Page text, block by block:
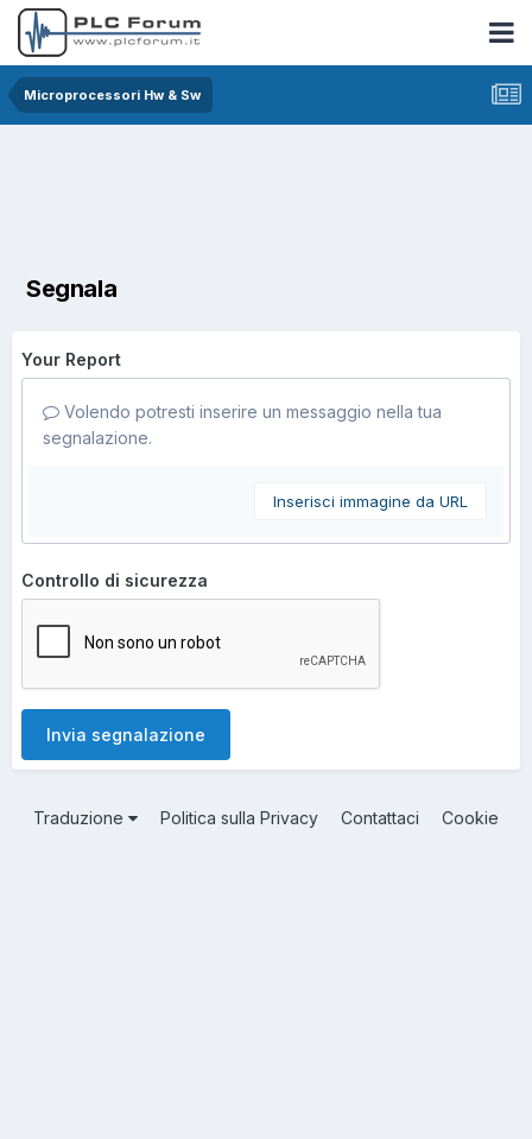
Microprocessori Hw & Sw
Segnala
Your Report
Volendo potresti inserire un messaggio nella tua
segnalazione.
Inserisci immagine da URL
Controllo di sicurezza
Invia segnalazione
Traduzione Politica sulla Privacy Contattaci Cookie